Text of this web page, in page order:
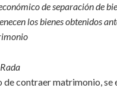
de separación de
los bienes obtenidos
de contraer matrimonio, se